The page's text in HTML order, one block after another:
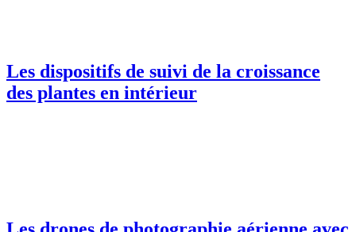
Les dispositifs de suivi de la croissance
des plantes en intérieur